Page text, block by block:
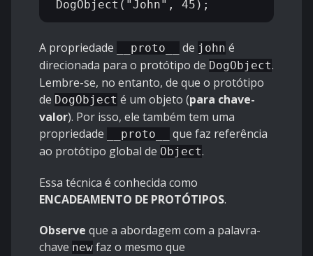
A propriedade __proto__ de john é
direcionada para o protótipo de DogObject.
Lembre-se, no entanto, de que o protótipo
de DogObject é um objeto (para chave-
valor). Por isso, ele também tem uma
propriedade
__proto__
que faz referência
ao protótipo global de Object.
Essa técnica é conhecida como
ENCADEAMENTO DE PROTÓTIPOS.
Observe que a abordagem com a palavra-
chave new faz o mesmo que